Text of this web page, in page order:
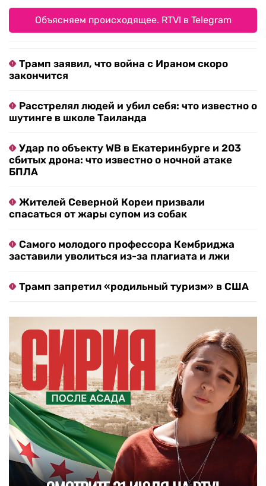
Объясняем происходящее. RTVI в Telegram
Трамп заявил, что война с Ираном скоро
закончится
Расстрелял людей и убил себя: что известно о
шутинге в школе Таиланда
Удар по объекту WB в Екатеринбурге и 203
сбитых дрона: что известно о ночной атаке
БПЛА
Жителей Северной Кореи призвали
спасаться от жары супом из собак
Самого молодого профессора Кембриджа
заставили уволиться из-за плагиата и лжи
Трамп запретил «родильный туризм» в США